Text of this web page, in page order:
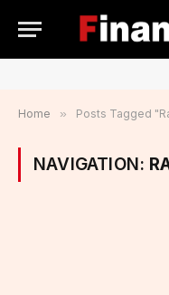
Home » Posts Tagged
NAVIGATION: